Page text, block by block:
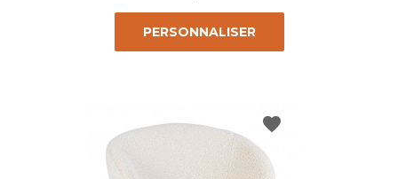
PERSONNALISER
favorite